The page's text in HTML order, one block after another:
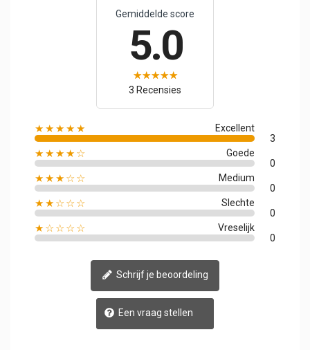
Gemiddelde score
5.0
3 Recensies
★★★★★
Excellent
3
★★★★☆
Goede
0
★★★☆☆
Medium
0
★★☆☆☆
Slechte
0
★☆☆☆☆
Vreselijk
0
Schrijf je beoordeling
Een vraag stellen